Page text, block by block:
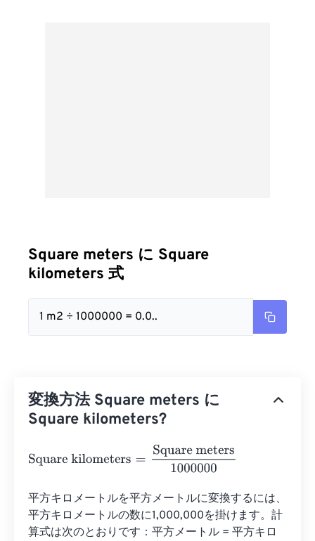
Square meters に Square
kilometers 式
1 m2 ÷ 1000000 = 0.0..
変換方法 Square meters に
Square kilometers?
Square kilometers Square meters1000000
平方キロメートルを平方メートルに変換するには、
平方キロメートルの数に1,000,000を掛けます。計
算式は次のとおりです：平方メートル = 平方キロ